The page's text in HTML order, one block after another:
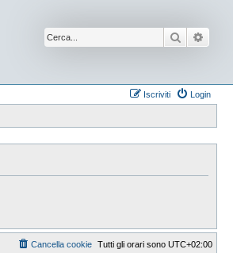
Cerca
Login
Iscriviti
Tutti gli orari sono UTC+02:00
Cancella cookie